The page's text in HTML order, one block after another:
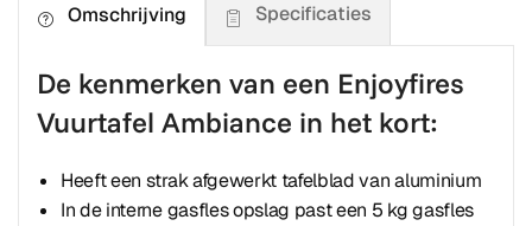
Omschrijving Specificaties
De kenmerken van een Enjoyfires
Vuurtafel Ambiance in het kort:
Heeft een strak afgewerkt tafelblad van aluminium
In de interne gasfles opslag past een 5 kg gasfles